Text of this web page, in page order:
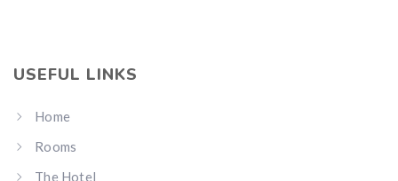
USEFUL LINKS
Home
Rooms
The Hotel